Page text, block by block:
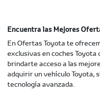
Encuentra las Mejores
En Ofertas Toyota te
exclusivas en coches
brindarte acceso a las
adquirir un vehículo Toyota,
tecnología avanzada.